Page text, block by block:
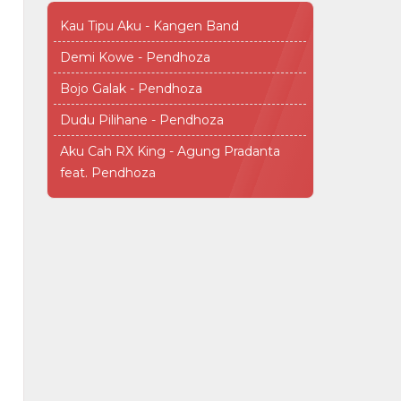
Kau Tipu Aku - Kangen Band
Demi Kowe - Pendhoza
Bojo Galak - Pendhoza
Dudu Pilihane - Pendhoza
Aku Cah RX King - Agung Pradanta
feat. Pendhoza